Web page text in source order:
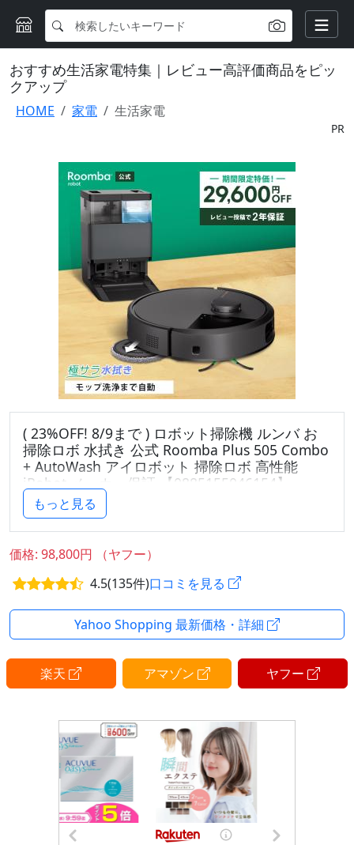
おすすめ生活家電特集｜レビュー高評価商品をピッ
クアップ
HOME 家電 生活家電
PR
( 23%OFF! 8/9まで ) ロボット掃除機 ルンバ お
掃除ロボ 水拭き 公式 Roomba Plus 505 Combo
+ AutoWash アイロボット 掃除ロボ 高性能
iRobot メーカー保証 【0885155046154】
◆◆ルンバ・ブラーバ は「アイロボット公式ストア」
アイロボット認定販売店またはアイロボット公式スト
アで直接購入された製品以外の製品は、当社が定める
メーカー保証の対象外となります。
【関連ワード】アイロボット iRobot ロボット掃除機
お掃除ロボット 掃除ロボット 床拭きロボット ルンバ
ミニ ミニスリム 薄型 マッピング ルンバ ブラーバ 水
拭き から拭き 拭き掃除 油汚れ 静音 家電 白物家電 ス
メーカー 公式 公式店 保証 人気 スケジュール スマー
トホーム wifi アプリ 実用的 便利グッズ 家事 ペット
花粉 掃除機 クリーナー ギフト プレゼント 贈り物 家
族 両親 母 父 祖母 祖父 娘 息子 結婚 新婚 新築 新生活
引っ越し 成人祝い 昇進祝い 合格祝い 還暦 誕生日 結
婚記念日
もっと見る
価格: 98,800円 （ヤフー）
4.5(135件)口コミを見る
Yahoo Shopping 最新価格・詳細
楽天 アマゾン ヤフー